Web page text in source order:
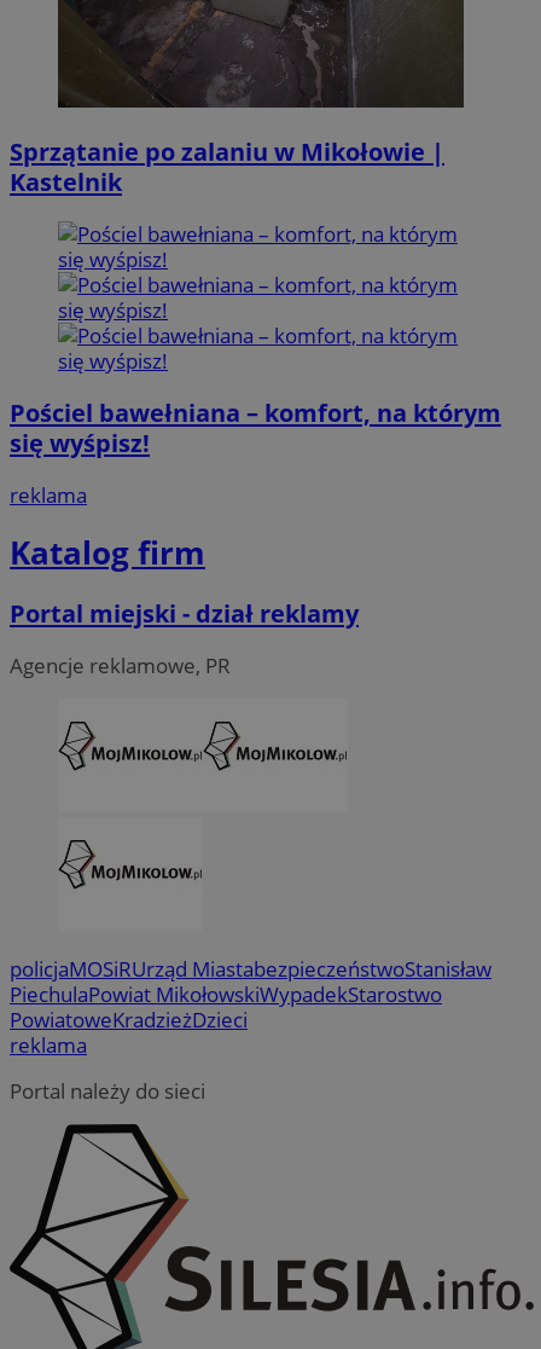
Sprzątanie po zalaniu w Mikołowie |
Kastelnik
Pościel bawełniana – komfort, na którym
się wyśpisz!
reklama
Katalog firm
Portal miejski - dział reklamy
Agencje reklamowe, PR
policjaMOSiRUrząd MiastabezpieczeństwoStanisław
PiechulaPowiat MikołowskiWypadekStarostwo
PowiatoweKradzieżDzieci
reklama
Portal należy do sieci